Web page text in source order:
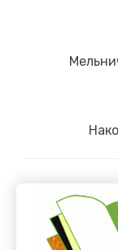
записів
Next